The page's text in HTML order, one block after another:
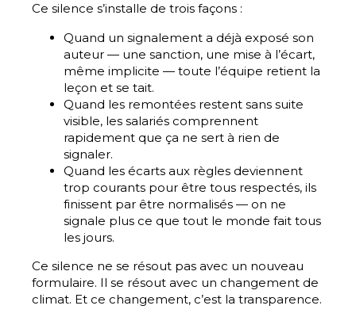
Ce silence s’installe de trois façons :
Quand un signalement a déjà exposé son
auteur — une sanction, une mise à l’écart,
même implicite — toute l’équipe retient la
leçon et se tait.
Quand les remontées restent sans suite
visible, les salariés comprennent
rapidement que ça ne sert à rien de
signaler.
Quand les écarts aux règles deviennent
trop courants pour être tous respectés, ils
finissent par être normalisés — on ne
signale plus ce que tout le monde fait tous
les jours.
Ce silence ne se résout pas avec un nouveau
formulaire. Il se résout avec un changement de
climat. Et ce changement, c’est la transparence.